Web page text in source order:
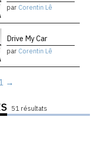
par Corentin Lê
Drive My Car
par Corentin Lê
→
51 résultats